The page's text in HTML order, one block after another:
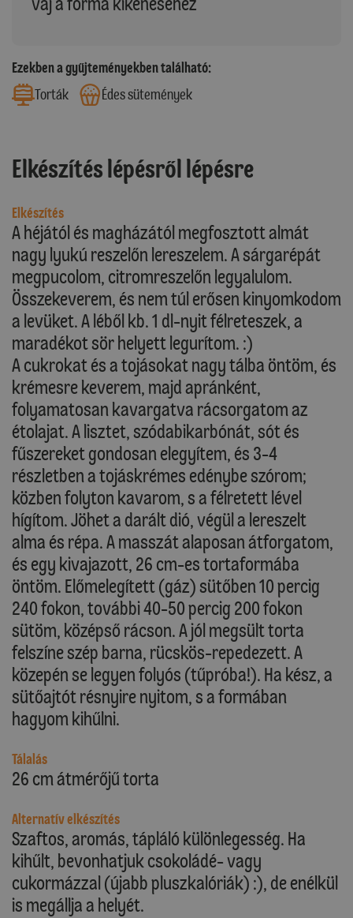
Ezekben a gyűjteményekben található:
Torták
Édes sütemények
Elkészítés lépésről lépésre
Elkészítés
A héjától és magházától megfosztott almát
nagy lyukú reszelőn lereszelem. A sárgarépát
megpucolom, citromreszelőn legyalulom.
Összekeverem, és nem túl erősen kinyomkodom
a levüket. A léből kb. 1 dl-nyit félreteszek, a
maradékot sör helyett legurítom. :)
A cukrokat és a tojásokat nagy tálba öntöm, és
krémesre keverem, majd apránként,
folyamatosan kavargatva rácsorgatom az
étolajat. A lisztet, szódabikarbónát, sót és
fűszereket gondosan elegyítem, és 3-4
részletben a tojáskrémes edénybe szórom;
közben folyton kavarom, s a félretett lével
hígítom. Jöhet a darált dió, végül a lereszelt
alma és répa. A masszát alaposan átforgatom,
és egy kivajazott, 26 cm-es tortaformába
öntöm. Előmelegített (gáz) sütőben 10 percig
240 fokon, további 40-50 percig 200 fokon
sütöm, középső rácson. A jól megsült torta
felszíne szép barna, rücskös-repedezett. A
közepén se legyen folyós (tűpróba!). Ha kész, a
sütőajtót résnyire nyitom, s a formában
hagyom kihűlni.
Tálalás
26 cm átmérőjű torta
Alternatív elkészítés
Szaftos, aromás, tápláló különlegesség. Ha
kihűlt, bevonhatjuk csokoládé- vagy
cukormázzal (újabb pluszkalóriák) :), de enélkül
is megállja a helyét.